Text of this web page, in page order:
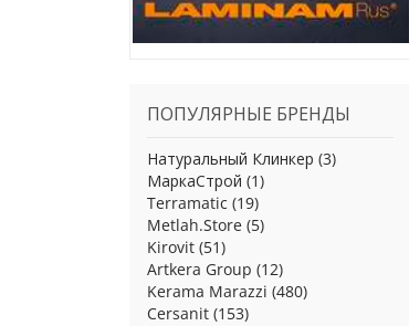
ПОПУЛЯРНЫЕ БРЕНДЫ
Натуральный Клинкер (3)
МаркаСтрой (1)
Terramatic (19)
Metlah.Store (5)
Kirovit (51)
Artkera Group (12)
Kerama Marazzi (480)
Cersanit (153)